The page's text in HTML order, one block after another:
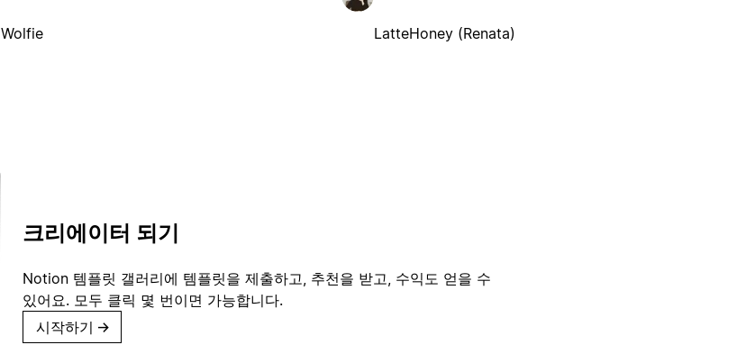
Wolfie LatteHoney (Renata)
크리에이터 되기
Notion 템플릿 갤러리에 템플릿을 제출하고, 추천을 받고, 수익도 얻을 수
있어요. 모두 클릭 몇 번이면 가능합니다.
시작하기 →